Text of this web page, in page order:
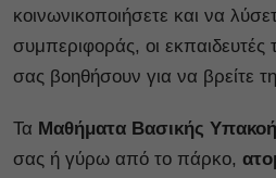
κοινωνικοποιήσετε και να
συμπεριφοράς, οι εκπαιδευτές
σας βοηθήσουν για να βρείτε
Τα Μαθήματα Βασικής
σας ή γύρω από το πάρκο,